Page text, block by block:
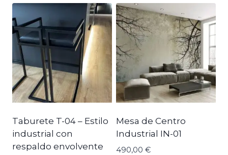
Taburete T-04 – Estilo
industrial con
respaldo envolvente
Mesa de Centro
Industrial IN-01
490,00 €